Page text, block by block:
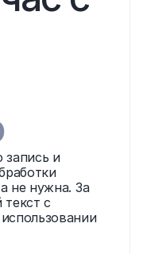
запись и
не нужна. За
с